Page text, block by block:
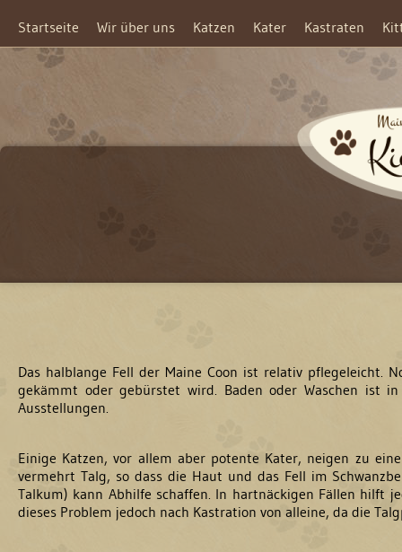
Startseite Wir über uns Katzen Kater Kastraten
Das halblange Fell der Maine Coon ist relativ pflegeleicht.
gekämmt oder gebürstet wird. Baden oder Waschen ist
Ausstellungen.
Einige Katzen, vor allem aber potente Kater, neigen zu
vermehrt Talg, so dass die Haut und das Fell im
Talkum) kann Abhilfe schaffen. In hartnäckigen Fällen hilft
dieses Problem jedoch nach Kastration von alleine, da die